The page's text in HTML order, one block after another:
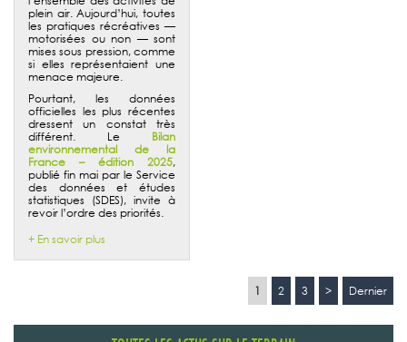
plein air. Aujourd’hui, toutes
les pratiques récréatives —
motorisées ou non — sont
mises sous pression, comme
si elles représentaient une
menace majeure.
Pourtant, les données
officielles les plus récentes
dressent un constat très
différent. Le Bilan
environnemental de la
France – édition 2025,
publié fin mai par le Service
des données et études
statistiques (SDES), invite à
revoir l’ordre des priorités.
+ En savoir plus
1 2 3 > Dernier